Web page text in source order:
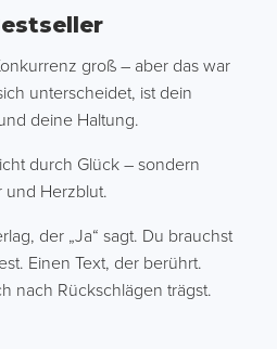
groß – aber das war
unterscheidet, ist dein
deine Haltung.
durch Glück – sondern
und Herzblut.
der „Ja“ sagt. Du brauchst
Einen Text, der berührt.
nach Rückschlägen trägst.